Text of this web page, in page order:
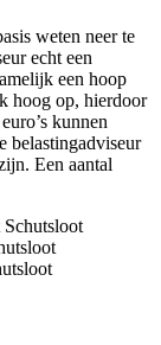
weten neer te
echt een
een hoop
hoog op, hierdoor
kunnen
belastingadviseur
Een aantal